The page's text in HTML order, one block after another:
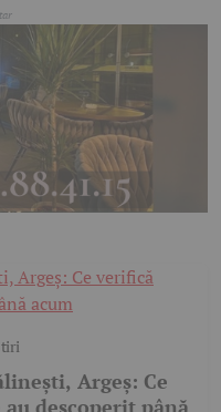
Argeș: Ce
descoperit până